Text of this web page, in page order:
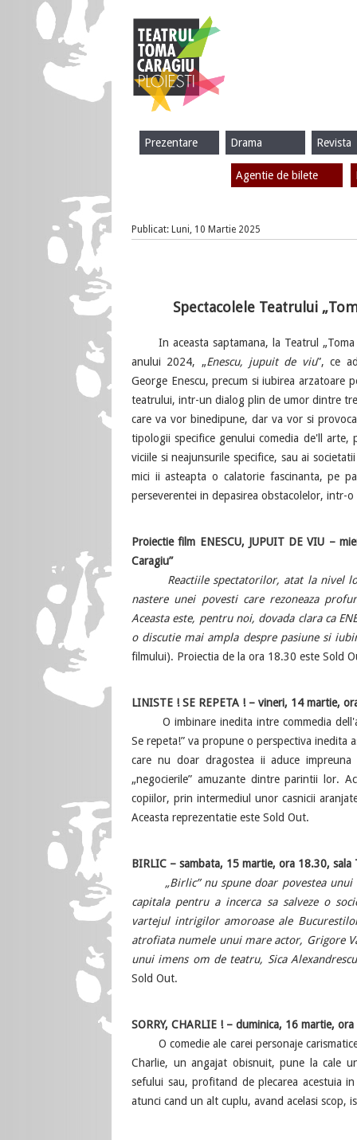
Revista
Drama
Prezentare
Agentie de bilete
Publicat: Luni, 10 Martie 2025
Spectacolele Teatrului
In aceasta saptamana, la Teatrul „Toma
anului 2024, „Enescu, jupuit de viu”, ce
George Enescu, precum si iubirea arzatoare
teatrului, intr-un dialog plin de umor dintre
care va vor binedipune, dar va vor si
tipologii specifice genului comedia de'll arte,
viciile si neajunsurile specifice, sau ai
mici ii asteapta o calatorie fascinanta, pe
perseverentei in depasirea obstacolelor, intr-
Proiectie film ENESCU, JUPUIT DE VIU –
Caragiu”
Reactiile spectatorilor, atat la nivel
nastere unei povesti care rezoneaza
Aceasta este, pentru noi, dovada clara ca
o discutie mai ampla despre pasiune si
filmului). Proiectia de la ora 18.30 este Sold
LINISTE ! SE REPETA ! – vineri, 14 martie,
O imbinare inedita intre commedia
Se repeta!” va propune o perspectiva inedita
care nu doar dragostea ii aduce
„negocierile” amuzante dintre parintii lor.
copiilor, prin intermediul unor casnicii
Aceasta reprezentatie este Sold Out.
BIRLIC – sambata, 15 martie, ora 18.30, sala
„Birlic” nu spune doar povestea unui
capitala pentru a incerca sa salveze o
vartejul intrigilor amoroase ale
atrofiata numele unui mare actor, Grigore
unui imens om de teatru, Sica
Sold Out.
SORRY, CHARLIE ! – duminica, 16 martie,
O comedie ale carei personaje
Charlie, un angajat obisnuit, pune la cale
sefului sau, profitand de plecarea acestuia
atunci cand un alt cuplu, avand acelasi scop,